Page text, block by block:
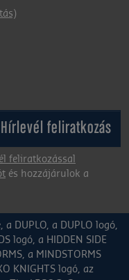
Hírlevél feliratkozás
feliratkozással
és hozzájárulok a
DUPLO, a DUPLO logó,
logó, a HIDDEN SIDE
a MINDSTORMS
KNIGHTS logó, az